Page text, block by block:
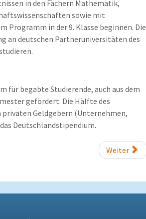
in den Fächern Mathematik,
sowie mit
Programm in der 9. Klasse beginnen. Die
an deutschen Partneruniversitäten des
für begabte Studierende, auch aus dem
gefördert. Die Hälfte des
Geldgebern (Unternehmen,
Deutschlandstipendium.
Weiter